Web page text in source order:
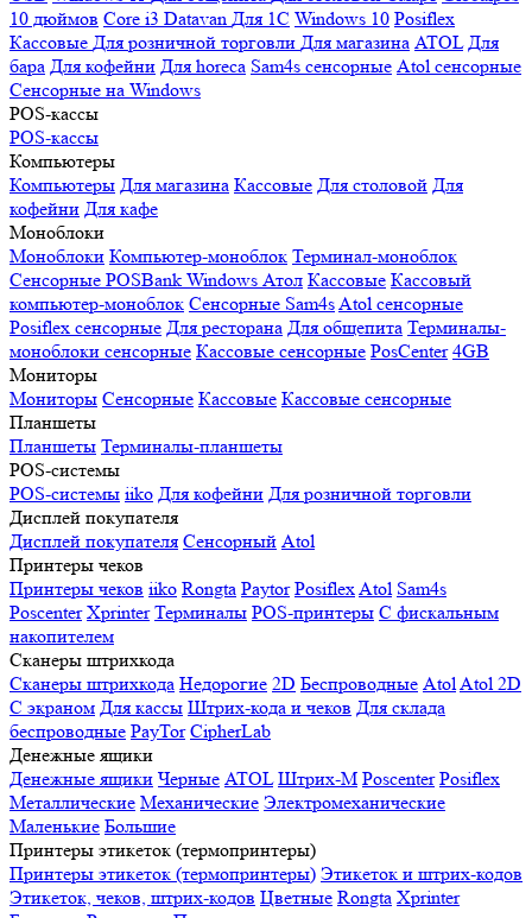
10 дюймов Core i3 Datavan Для 1С Windows 10 Posiflex
Кассовые Для розничной торговли Для магазина ATOL Для
бара Для кофейни Для horeca Sam4s сенсорные Atol сенсорные
Сенсорные на Windows
POS-кассы
POS-кассы
Компьютеры
Компьютеры Для магазина Кассовые Для столовой Для
кофейни Для кафе
Моноблоки
Моноблоки Компьютер-моноблок Терминал-моноблок
Сенсорные POSBank Windows Атол Кассовые Кассовый
компьютер-моноблок Сенсорные Sam4sAtol сенсорные
Posiflex сенсорные Для ресторана Для общепита Терминалы-
моноблоки сенсорные Кассовые сенсорные PosCenter 4GB
Мониторы
Мониторы Сенсорные Кассовые Кассовые сенсорные
Планшеты
Планшеты Терминалы-планшеты
POS-системы
POS-системы iiko Для кофейни Для розничной торговли
Дисплей покупателя
Дисплей покупателя Сенсорный Atol
Принтеры чеков
Принтеры чеков iiko Rongta Paytor PosiflexAtol Sam4s
Poscenter Xprinter Терминалы POS-принтеры С фискальным
накопителем
Сканеры штрихкода
Сканеры штрихкода Недорогие 2D Беспроводные AtolAtol 2D
С экраном Для кассы Штрих-кода и чеков Для склада
беспроводные PayTor CipherLab
Денежные ящики
Денежные ящики Черные ATOL Штрих-М Poscenter Posiflex
Металлические Механические Электромеханические
Маленькие Большие
Принтеры этикеток (термопринтеры)
Принтеры этикеток (термопринтеры) Этикеток и штрих-кодов
Этикеток, чеков, штрих-кодов Цветные Rongta Xprinter